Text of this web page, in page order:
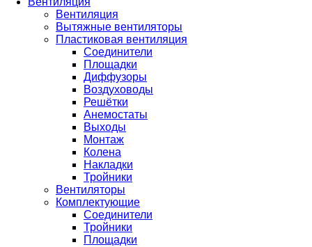
Вентиляция
Вытяжные вентиляторы
Пластиковая вентиляция
Соединители
Площадки
Диффузоры
Воздуховоды
Решётки
Анемостаты
Выходы
Монтаж
Колена
Накладки
Тройники
Вентиляторы
Комплектующие
Соединители
Тройники
Площадки